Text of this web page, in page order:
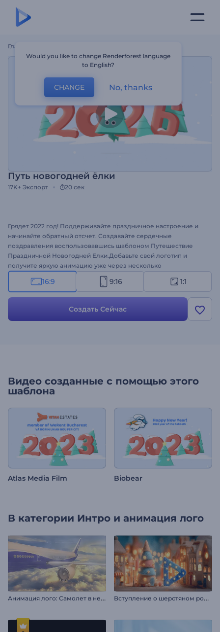
Главная
Путь новогодней ёлки
17K+ Экспорт 20 сек
Грядет 2022 год! Поддерживайте праздничное настроение и
начинайте обратный отсчет. Создавайте сердечные
поздравления воспользовавшись шаблоном Путешествие
Праздничной Новогодней Елки.Добавьте свой логотип и
получите яркую анимацию уже через несколько
минут.Идеально подходит для рождественских видео-
открыток, новогодних поздравлений, приглашений на
улыбку и распространите праздничное настроение.
16:9 9:16 1:1
Создать Сейчас
Видео созданные с помощью этого
шаблона
Atlas Media Film Biobear
В категории Интро и анимация лого
А
нимация лого: Самолет в небе В
ступление о шерстяном рождественском вечере
Would you like to change Renderforest language
to English?
CHANGE No, thanks